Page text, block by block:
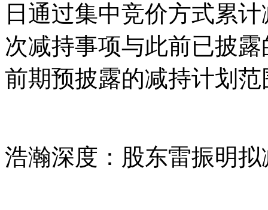
日通过集中竞价方式累
次减持事项与此前已披
前期预披露的减持计划范
浩瀚深度：股东雷振明